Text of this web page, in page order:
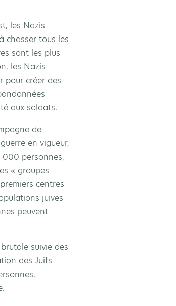
les Nazis
chasser tous les
sont les plus
les Nazis
pour créer des
aux soldats.
de
en vigueur,
000 personnes,
« groupes
centres
juives
peuvent
suivie des
des Juifs